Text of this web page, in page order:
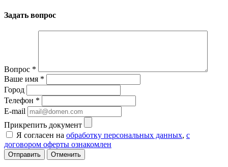
Задать вопрос
Вопрос *
Ваше имя *
Город
Телефон *
E-mail
Прикрепить документ
Я согласен на обработку персональных данных, с
договором оферты ознакомлен
Отменить